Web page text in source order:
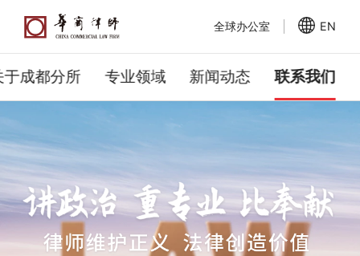
全球办公室 EN
于成都分所 专业领域 新闻动态 联系我们